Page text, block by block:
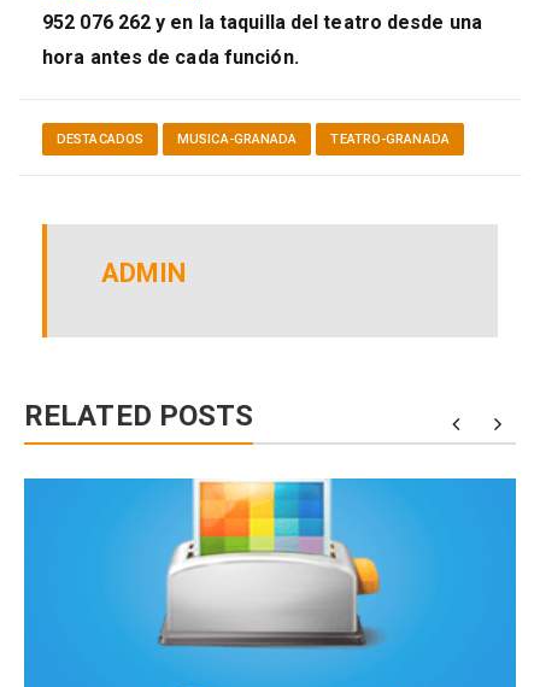
952 076 262 y en la taquilla del teatro desde una
hora antes de cada función.
DESTACADOS MUSICA-GRANADA TEATRO-GRANADA
ADMIN
RELATED POSTS